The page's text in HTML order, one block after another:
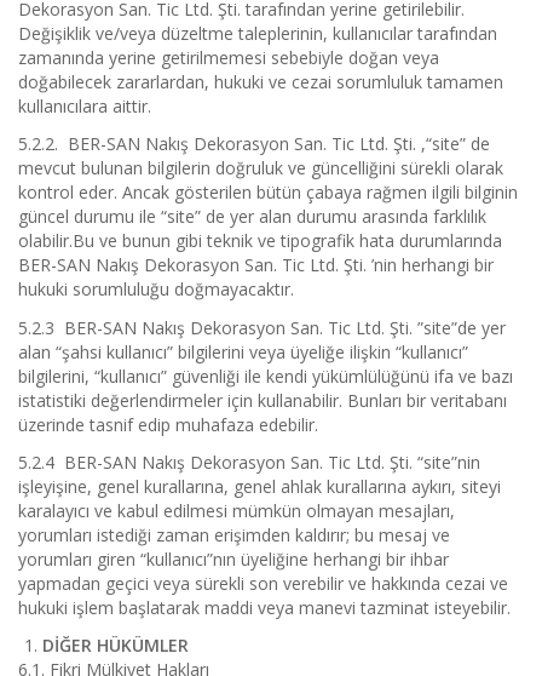
Dekorasyon San. Tic Ltd. Şti. tarafından yerine getirilebilir.
Değişiklik ve/veya düzeltme taleplerinin, kullanıcılar tarafından
zamanında yerine getirilmemesi sebebiyle doğan veya
doğabilecek zararlardan, hukuki ve cezai sorumluluk tamamen
kullanıcılara aittir.
5.2.2. BER-SAN Nakış Dekorasyon San. Tic Ltd. Şti. ,“site” de
mevcut bulunan bilgilerin doğruluk ve güncelliğini sürekli olarak
kontrol eder. Ancak gösterilen bütün çabaya rağmen ilgili bilginin
güncel durumu ile “site” de yer alan durumu arasında farklılık
olabilir.Bu ve bunun gibi teknik ve tipografik hata durumlarında
BER-SAN Nakış Dekorasyon San. Tic Ltd. Şti. ’nin herhangi bir
hukuki sorumluluğu doğmayacaktır.
5.2.3 BER-SAN Nakış Dekorasyon San. Tic Ltd. Şti. ”site”de yer
alan “şahsi kullanıcı” bilgilerini veya üyeliğe ilişkin “kullanıcı”
bilgilerini, “kullanıcı” güvenliği ile kendi yükümlülüğünü ifa ve bazı
istatistiki değerlendirmeler için kullanabilir. Bunları bir veritabanı
üzerinde tasnif edip muhafaza edebilir.
5.2.4 BER-SAN Nakış Dekorasyon San. Tic Ltd. Şti. “site”nin
işleyişine, genel kurallarına, genel ahlak kurallarına aykırı, siteyi
karalayıcı ve kabul edilmesi mümkün olmayan mesajları,
yorumları istediği zaman erişimden kaldırır; bu mesaj ve
yorumları giren “kullanıcı”nın üyeliğine herhangi bir ihbar
yapmadan geçici veya sürekli son verebilir ve hakkında cezai ve
hukuki işlem başlatarak maddi veya manevi tazminat isteyebilir.
DİĞER HÜKÜMLER
6.1. Fikri Mülkiyet Hakları